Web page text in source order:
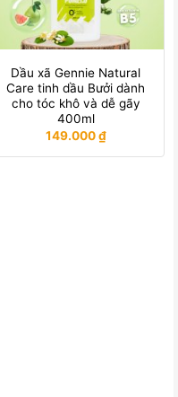
Dầu xã Gennie Natural
Care tinh dầu Bưởi dành
cho tóc khô và dễ gãy
400ml
149.000₫